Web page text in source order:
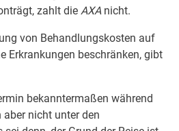
zahlt die AXA nicht.
von Behandlungskosten auf
Erkrankungen beschränken, gibt
bekanntermaßen während
aber nicht unter den